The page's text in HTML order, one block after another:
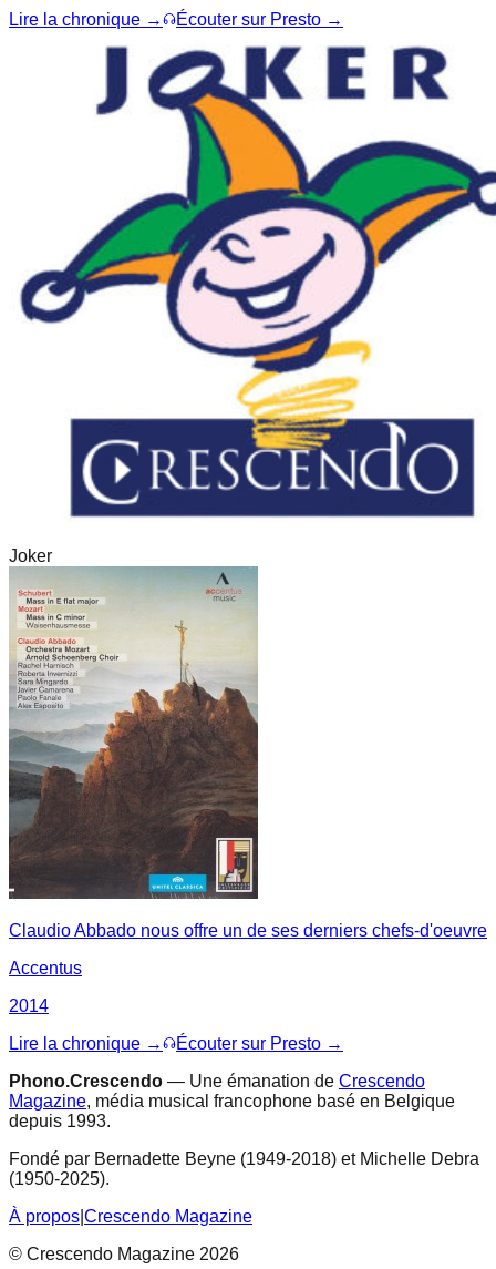
Lire la chronique →
Écouter sur Presto →
Joker
Claudio Abbado nous offre un de ses derniers chefs-d'oeuvre
Accentus
2014
Lire la chronique →
Écouter sur Presto →
Phono.Crescendo — Une émanation de Crescendo
Magazine, média musical francophone basé en Belgique
depuis 1993.
Fondé par Bernadette Beyne (1949-2018) et Michelle Debra
(1950-2025).
À propos Crescendo Magazine
© Crescendo Magazine 2026